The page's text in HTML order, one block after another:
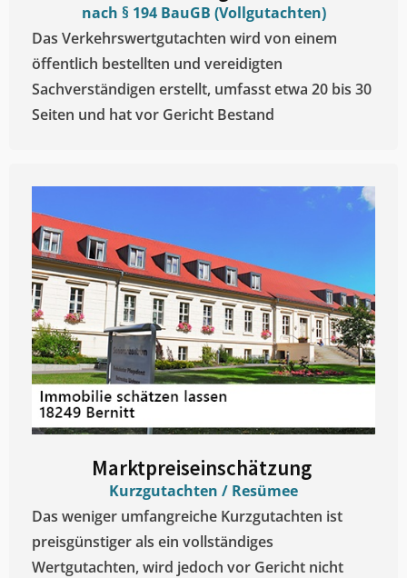
nach § 194 BauGB (Vollgutachten)
Das Verkehrswertgutachten wird von einem
öffentlich bestellten und vereidigten
Sachverständigen erstellt, umfasst etwa 20 bis 30
Seiten und hat vor Gericht Bestand
Marktpreiseinschätzung ​
Kurzgutachten / Resümee
Das weniger umfangreiche Kurzgutachten ist
preisgünstiger als ein vollständiges
Wertgutachten, wird jedoch vor Gericht nicht